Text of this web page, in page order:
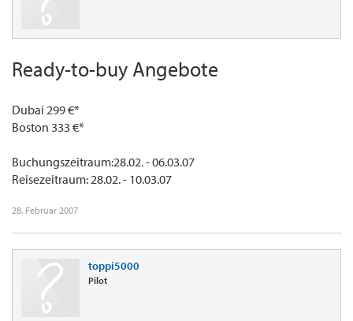
Ready-to-buy Angebote
Dubai 299 €*
Boston 333 €*
Buchungszeitraum:28.02. - 06.03.07
Reisezeitraum: 28.02. - 10.03.07
28. Februar 2007
toppi5000
Pilot